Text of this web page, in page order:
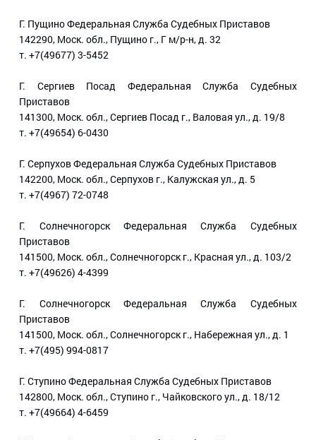
Г. Пущино Федеральная Служба Судебных Приставов
142290, Моск. обл., Пущино г., Г м/р-н, д. 32
т. +7(49677) 3-5452
Г. Сергиев Посад Федеральная Служба Судебных
Приставов
141300, Моск. обл., Сергиев Посад г., Валовая ул., д. 19/8
т. +7(49654) 6-0430
Г. Серпухов Федеральная Служба Судебных Приставов
142200, Моск. обл., Серпухов г., Калужская ул., д. 5
т. +7(4967) 72-0748
Г. Солнечногорск Федеральная Служба Судебных
Приставов
141500, Моск. обл., Солнечногорск г., Красная ул., д. 103/2
т. +7(49626) 4-4399
Г. Солнечногорск Федеральная Служба Судебных
Приставов
141500, Моск. обл., Солнечногорск г., Набережная ул., д. 1
т. +7(495) 994-0817
Г. Ступино Федеральная Служба Судебных Приставов
142800, Моск. обл., Ступино г., Чайковского ул., д. 18/12
т. +7(49664) 4-6459